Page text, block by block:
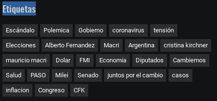
Etiquetas
Escándalo Polemica Gobierno coronavirus tensión
Elecciones Alberto Fernandez Macri Argentina cristina kirchner
mauricio macri Dolar FMI Economia Diputados Cambiemos
Salud PASO Milei Senado juntos por el cambio casos
inflacion Congreso CFK